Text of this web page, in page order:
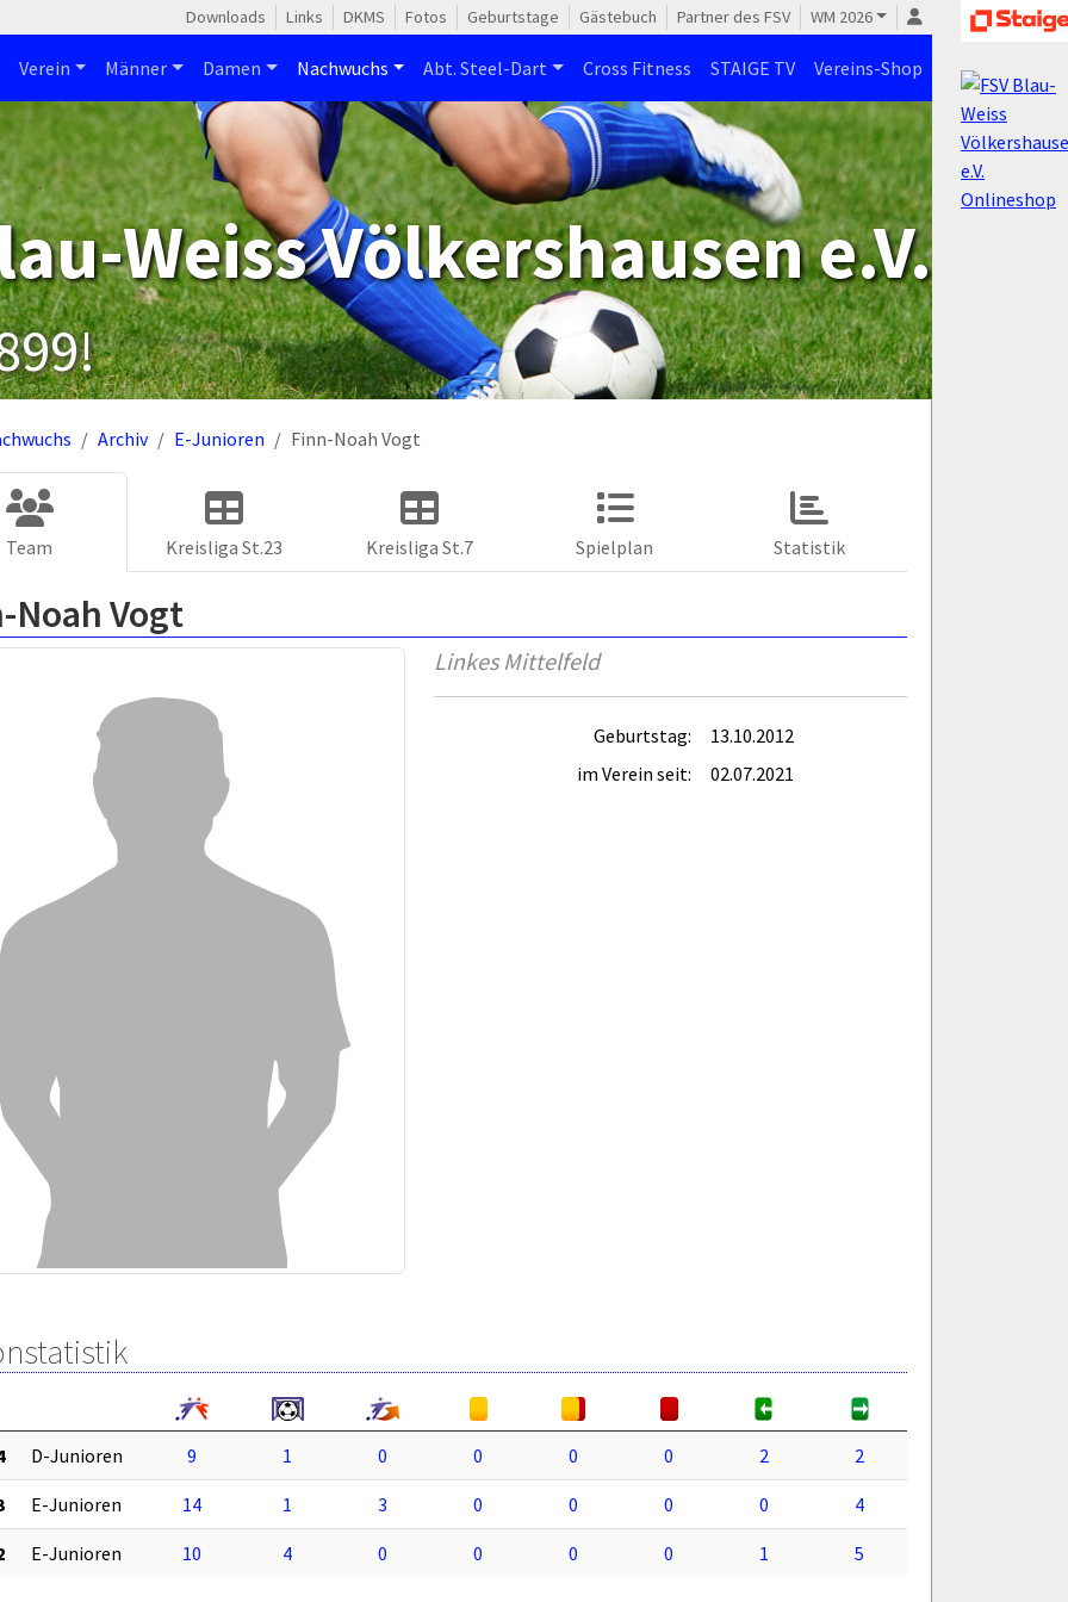
Downloads Links DKMS Fotos Geburtstage Gästebuch Partner des FSV WM 2026
Verein Männer Damen Nachwuchs Abt. Steel-Dart Cross Fitness STAIGE TV Vereins-Shop
Weiss Völkershausen e.V.
Archiv E-Junioren Finn-Noah Vogt
Team Kreisliga St.23 Kreisliga St.7 Spielplan Statistik
Noah Vogt
Linkes Mittelfeld
Geburtstag:
13.10.2012
im Verein seit:
02.07.2021
D-Junioren 9 1 0 0 0 0 2 2
E-Junioren 14 1 3 0 0 0 0 4
E-Junioren 10 4 0 0 0 0 1 5